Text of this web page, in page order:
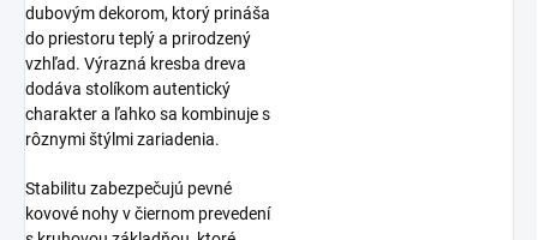
dubovým dekorom, ktorý prináša
do priestoru teplý a prirodzený
vzhľad. Výrazná kresba dreva
dodáva stolíkom autentický
charakter a ľahko sa kombinuje s
rôznymi štýlmi zariadenia.
Stabilitu zabezpečujú pevné
kovové nohy v čiernom prevedení